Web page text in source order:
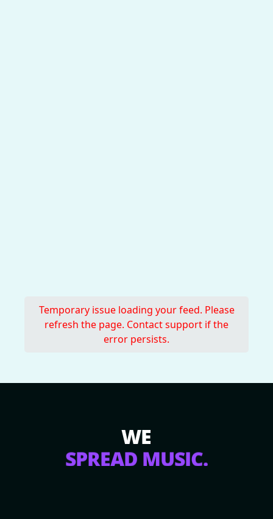
Temporary issue loading your feed. Please
refresh the page. Contact support if the
error persists.
WE
SPREAD MUSIC.